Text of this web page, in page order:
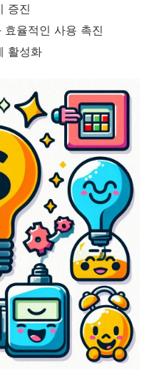
증진
효율적인 사용 촉진
활성화